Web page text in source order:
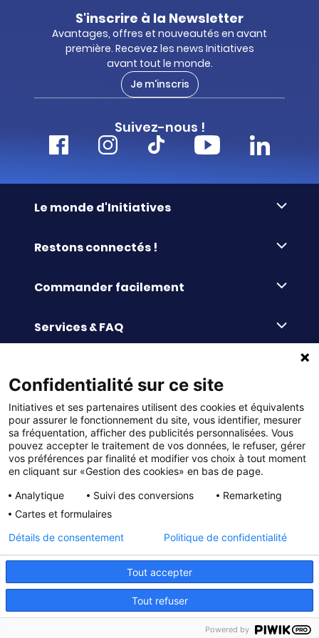
S'inscrire à la Newsletter
Avantages, offres et nouveautés en avant
première. Recevez les news Initiatives
avant tout le monde.
Je m'inscris
Suivez-nous !
Le monde d'Initiatives
Enquête de satisfaction
Restons connectés !
La newsletter
Commander facilement
La livraison
Le paiement
Services & FAQ
Paiement différé sans frais
Le service Après-Vente
LE MANS CEDEX 2
Politique de confidentialité
Charte cookies
Gestion des cookies
Mentions légales
Conditions générales de vente et de services
Initiatives est le spécialiste français des solutions de
collecte de fonds pour les établissements scolaires
et les associations. Initiatives s’adresse aux écoles
primaires, maternelles, aux collèges et lycées, aux
associations scolaires (APE, APEL, OGEC, sou des écoles,
FSE, coopératives scolaires), aux BTS, aux IUT, aux MFR,
aux IFSI, aux associations sportives (UGSEL, USEP, AS …),
d’associations loi 1901 (culturelles, sportives, sociales,
musicales, paroissiales, de jumelage, 3ème âge, à
fonds publics, à fonds privés, comités des fêtes,
Confidentialité sur ce site
Initiatives et ses partenaires utilisent des cookies et équivalents
pour assurer le fonctionnement du site, vous identifier, mesurer
sa fréquentation, afficher des publicités personnalisées. Vous
pouvez accepter le traitement de vos données, le refuser, gérer
vos préférences par finalité et modifier vos choix à tout moment
en cliquant sur «Gestion des cookies» en bas de page.
Analytique
Suivi des conversions
Remarketing
Cartes et formulaires
Tout accepter
Tout refuser
Détails de consentement Politique de confidentialité
Powered by